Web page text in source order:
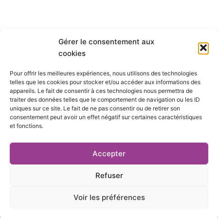
Gérer le consentement aux
cookies
Pour offrir les meilleures expériences, nous utilisons des technologies
telles que les cookies pour stocker et/ou accéder aux informations des
appareils. Le fait de consentir à ces technologies nous permettra de
traiter des données telles que le comportement de navigation ou les ID
uniques sur ce site. Le fait de ne pas consentir ou de retirer son
consentement peut avoir un effet négatif sur certaines caractéristiques
et fonctions.
Accepter
Refuser
Voir les préférences
Qui sommes-nous ?
S’abonner
Mentions Légales
Nous contacter
S’inscrire à la newsletter
Y
X
I